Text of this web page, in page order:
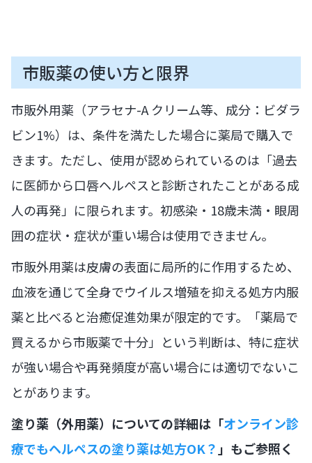
市販薬の使い方と限界
市販外用薬（アラセナ-A クリーム等、成分：ビダラ
ビン1%）は、条件を満たした場合に薬局で購入で
きます。ただし、使用が認められているのは「過去
に医師から口唇ヘルペスと診断されたことがある成
人の再発」に限られます。初感染・18歳未満・眼周
囲の症状・症状が重い場合は使用できません。
市販外用薬は皮膚の表面に局所的に作用するため、
血液を通じて全身でウイルス増殖を抑える処方内服
薬と比べると治癒促進効果が限定的です。「薬局で
買えるから市販薬で十分」という判断は、特に症状
が強い場合や再発頻度が高い場合には適切でないこ
とがあります。
塗り薬（外用薬）についての詳細は「オンライン診
療でもヘルペスの塗り薬は処方OK？ 」もご参照く